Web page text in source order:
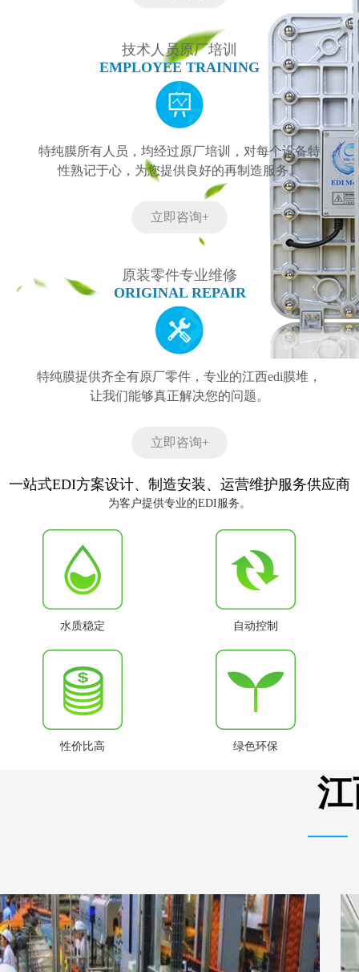
技术人员原厂培训
EMPLOYEE TRAINING
特纯膜所有人员，均经过原厂培训，对每个设备特
性熟记于心，为您提供良好的再制造服务。
立即咨询+
原装零件专业维修
ORIGINAL REPAIR
特纯膜提供齐全有原厂零件，专业的江西edi膜堆，
让我们能够真正解决您的问题。
立即咨询+
一站式EDI方案设计、制造安装、运营维护服务供应商
为客户提供专业的EDI服务。
水质稳定 自动控制
性价比高 绿色环保